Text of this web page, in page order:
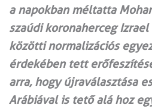
a napokban méltatta
szaúdi koronaherceg
közötti normalizációs
érdekében tett
arra, hogy újraválasztása
Arábiával is tető alá hoz